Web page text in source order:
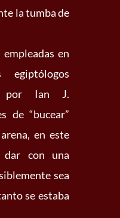
la tumba de
empleadas en
por Ian J.
de “bucear”
en este
con una
sea
se estaba